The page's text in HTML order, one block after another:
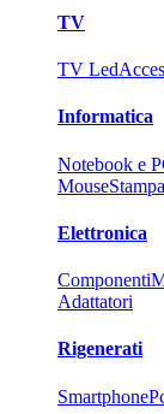
TV
TV Led
Informatica
Notebook e
Mouse
Elettronica
Componenti
Adattatori
Rigenerati
Smartphone